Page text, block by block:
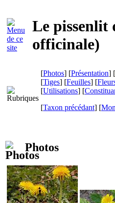
Le pissenlit
officinale)
[Photos] [Présentation] [
[Tiges] [Feuilles] [
[Utilisations] [
[Taxon précédant] [
Photos